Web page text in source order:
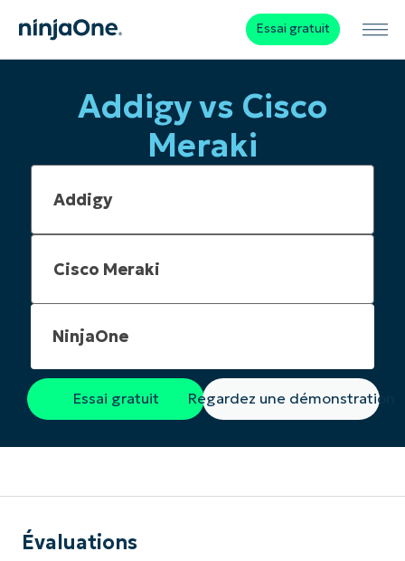
Essai gratuit
Addigy vs Cisco
Meraki
NinjaOne
Essai gratuit Regardez une démonstration
Évaluations